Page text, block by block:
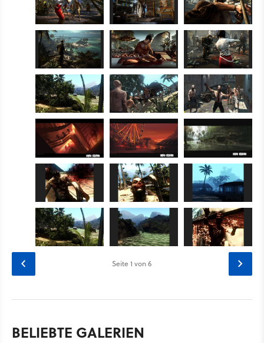
Seite1 von 6
BELIEBTE GALERIEN